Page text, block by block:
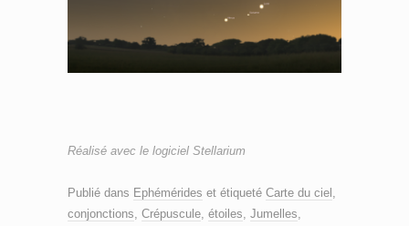
Réalisé avec le logiciel Stellarium
Publié dans Ephémérides et étiqueté Carte du ciel
conjonctions Crépuscule étoiles Jumelles